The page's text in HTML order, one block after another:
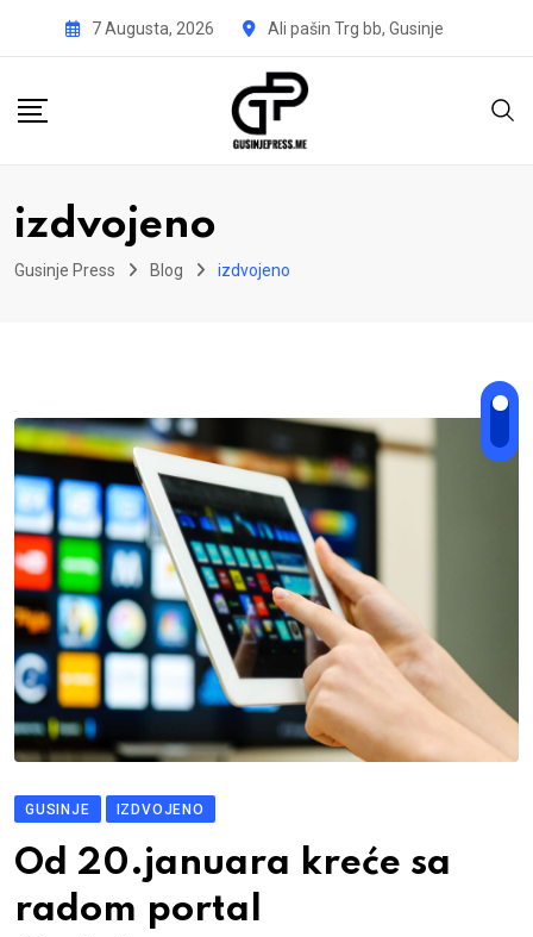
7 Augusta, 2026 Ali pašin Trg bb, Gusinje
izdvojeno
Gusinje Press Blog izdvojeno
GUSINJE IZDVOJENO
Od 20.januara kreće sa
radom portal